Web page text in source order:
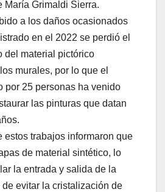
María Grimaldi Sierra.
a los daños ocasionados
en el 2022 se perdió el
del material pictórico
murales, por lo que el
por 25 personas ha venido
las pinturas que datan
estos trabajos informaron que
de material sintético, lo
la entrada y salida de la
de evitar la cristalización de